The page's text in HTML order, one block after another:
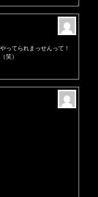
ってられまっせんって！
笑）